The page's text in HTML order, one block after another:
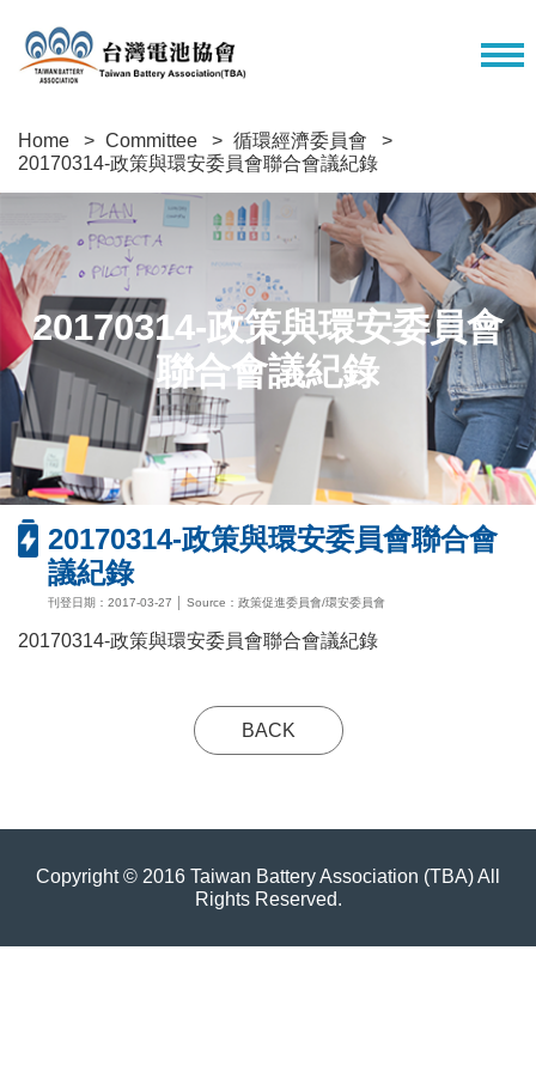
Home Committee
循環經濟委員會
20170314-政策與環安委員會聯合會議紀錄
20170314-政策與環安委員會
聯合會議紀錄
20170314-政策與環安委員會聯合會
議紀錄
刊登日期：2017-03-27 │ Source：政策促進委員會/環安委員會
20170314-政策與環安委員會聯合會議紀錄
BACK
Copyright © 2016 Taiwan Battery Association (TBA) All
Rights Reserved.